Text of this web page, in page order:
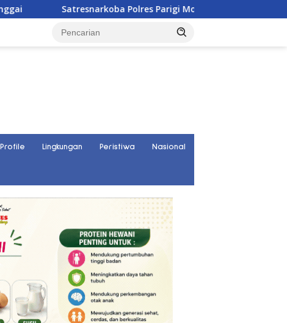
Satresnarkoba Polres Parigi Moutong Ungkap 30 Kasus Narkoba,
Profile Lingkungan Peristiwa Nasional